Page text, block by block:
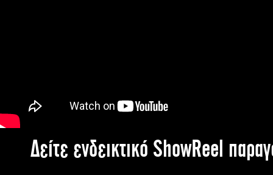
Δείτε ενδεικτικό ShowReel